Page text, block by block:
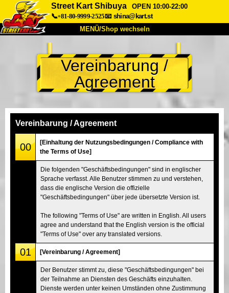
Street Kart Shibuya
OPEN 10:00-22:00
📞+81-80-9999-2525📧 shina@kart.st
MENÜ/Shop wechseln
Über uns Spezifikationen Preise
Anfahrt Bewertungen FAQ
Shop wechseln
Tokio Akihabara#2
Tokio Shibuya Annex Tokio Bucht
Tokio Asakusa
Vereinbarung /
Agreement
Vereinbarung / Agreement
00
[Einhaltung der Nutzungsbedingungen / Compliance with
the Terms of Use]
Die folgenden "Geschäftsbedingungen" sind in englischer
Sprache verfasst. Alle Benutzer stimmen zu und verstehen,
dass die englische Version die offizielle
"Geschäftsbedingungen" über jede übersetzte Version ist.
The following "Terms of Use" are written in English. All users
agree and understand that the English version is the official
"Terms of Use" over any translated versions.
01 [Vereinbarung / Agreement]
Der Benutzer stimmt zu, diese "Geschäftsbedingungen" bei
der Teilnahme an Diensten des Geschäfts einzuhalten.
Dienste werden unter keinen Umständen ohne Zustimmung